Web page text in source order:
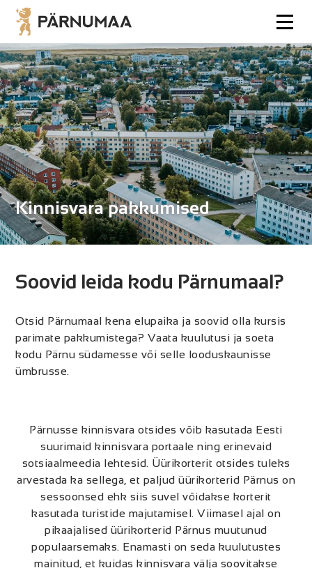
Kinnisvara pakkumised
Soovid leida kodu Pärnumaal?
Otsid Pärnumaal kena elupaika ja soovid olla kursis
parimate pakkumistega? Vaata kuulutusi ja soeta
kodu Pärnu südamesse või selle looduskaunisse
ümbrusse.
Pärnusse kinnisvara otsides võib kasutada Eesti
suurimaid kinnisvara portaale ning erinevaid
sotsiaalmeedia lehtesid. Üürikorterit otsides tuleks
arvestada ka sellega, et paljud üürikorterid Pärnus on
sessoonsed ehk siis suvel võidakse korterit
kasutada turistide majutamisel. Viimasel ajal on
pikaajalised üürikorterid Pärnus muutunud
populaarsemaks. Enamasti on seda kuulutustes
mainitud, et kuidas kinnisvara välja soovitakse